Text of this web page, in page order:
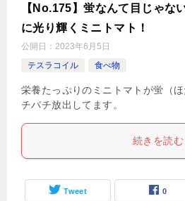
【No.175】蛍なんて目じゃな
に光り輝くミニトマト！
公開日： 2023年6月5日
テスラコイル
食べ物
栄養たっぷりのミニトマトが蛍（
チバチ放出してます。
続きを読む
Tweet 0